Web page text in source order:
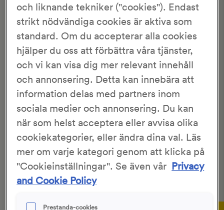
FARMOR HVENS LIMPA
1 tim 50 min
En söt limpa från farmor Hvens.
Detta är ett recept från en av våra läsare och är inte
skapat eller testbakat av
3.47/5
466 Röster
och liknande tekniker ("cookies"). Endast
strikt nödvändiga cookies är aktiva som
standard. Om du accepterar alla cookies
hjälper du oss att förbättra våra tjänster,
och vi kan visa dig mer relevant innehåll
och annonsering. Detta kan innebära att
information delas med partners inom
sociala medier och annonsering. Du kan
när som helst acceptera eller avvisa olika
cookiekategorier, eller ändra dina val. Läs
mer om varje kategori genom att klicka på
"Cookieinställningar". Se även vår Privacy
and Cookie Policy
Prestanda-cookies